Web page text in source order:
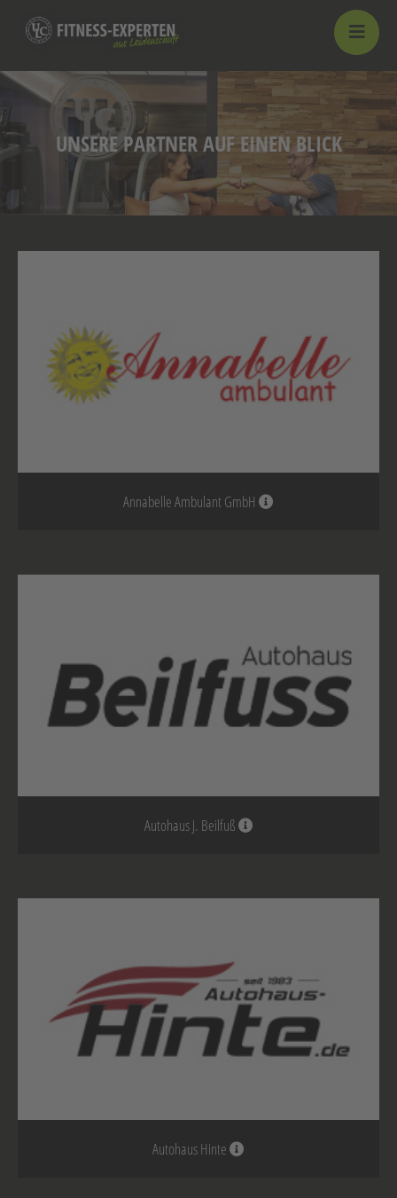
UNSERE PARTNER AUF EINEN BLICK
Annabelle Ambulant GmbH
Autohaus J. Beilfuß
Autohaus Hinte